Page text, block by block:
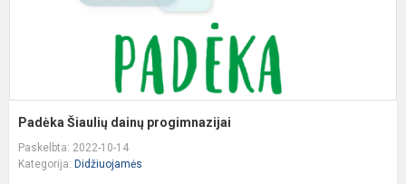
Padėka Šiaulių dainų progimnazijai
Paskelbta: 2022-10-14
Kategorija: Didžiuojamės